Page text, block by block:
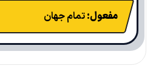
مفعول:تمام جهان